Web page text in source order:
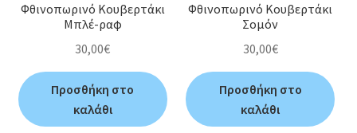
Φθινοπωρινό Κουβερτάκι
Μπλέ-ραφ
30,00€
Προσθήκη στο
καλάθι
Φθινοπωρινό Κουβερτάκι
Σομόν
30,00€
Προσθήκη στο
καλάθι